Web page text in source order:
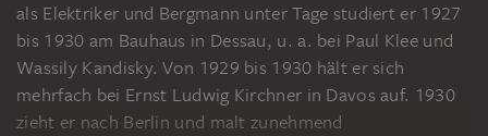
als Elektriker und Bergmann unter Tage studiert er 1927
bis 1930 am Bauhaus in Dessau, u. a. bei Paul Klee und
Wassily Kandisky. Von 1929 bis 1930 hält er sich
mehrfach bei Ernst Ludwig Kirchner in Davos auf. 1930
zieht er nach Berlin und malt zunehmend